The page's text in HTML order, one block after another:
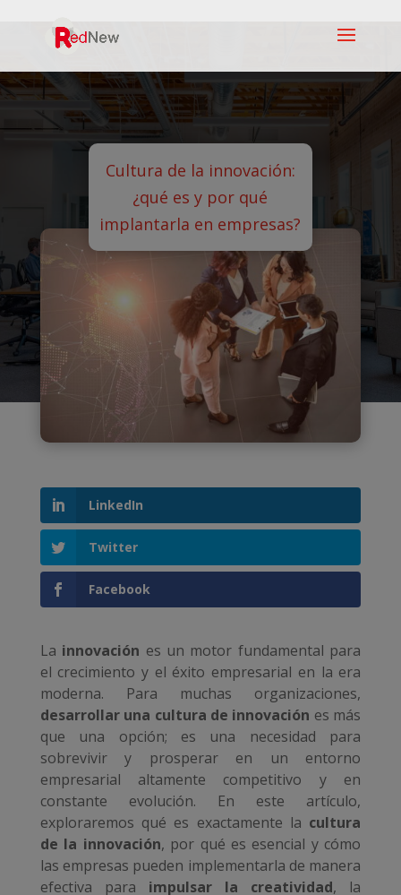
Cultura de la innovación:
¿qué es y por qué
implantarla en empresas?
LinkedIn
Twitter
Facebook
La innovación es un motor fundamental para
el crecimiento y el éxito empresarial en la era
moderna. Para muchas organizaciones,
desarrollar una cultura de innovación es más
que una opción; es una necesidad para
sobrevivir y prosperar en un entorno
empresarial altamente competitivo y en
constante evolución. En este artículo,
exploraremos qué es exactamente la cultura
de la innovación, por qué es esencial y cómo
las empresas pueden implementarla de manera
efectiva para impulsar la creatividad, la